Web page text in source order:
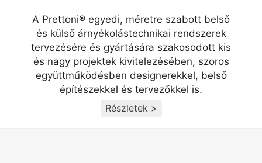
A Prettoni® egyedi, méretre szabott belső
és külső árnyékolástechnikai rendszerek
tervezésére és gyártására szakosodott kis
és nagy projektek kivitelezésében, szoros
együttműködésben designerekkel, belső
építészekkel és tervezőkkel is.
Részletek >